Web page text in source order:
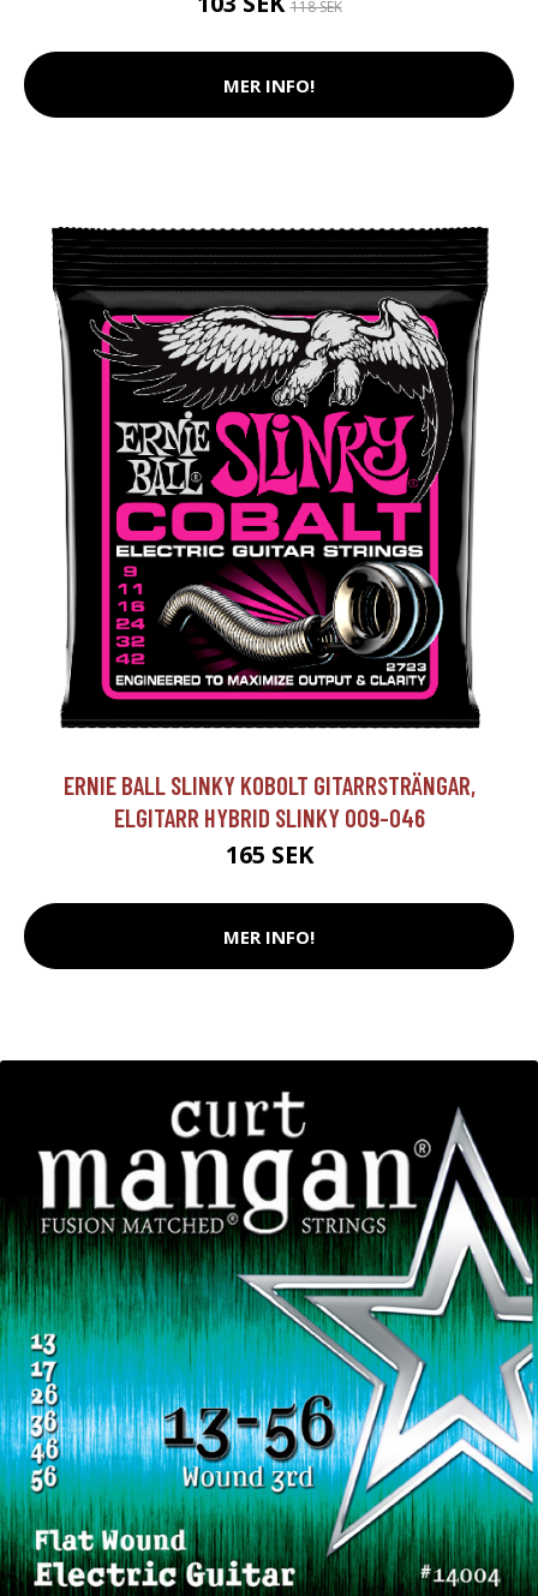
118 SEK
MER INFO!
ERNIE BALL SLINKY KOBOLT GITARRSTRÄNGAR,
ELGITARR HYBRID SLINKY 009-046
165 SEK
MER INFO!